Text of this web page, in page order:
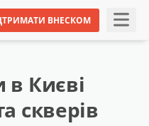
ВНЕСКОМ
в Києві
скверів